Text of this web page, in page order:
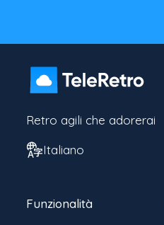
Retro agili che adorerai
Italiano
Funzionalità